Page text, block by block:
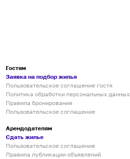
Гостям
Заявка на подбор жилья
Пользовательское соглашение гостя
Политика обработки персональных данных
Правила бронирования
Пользовательское соглашение
Арендодателям
Сдать жилье
Пользовательское соглашение
Правила публикации объявлений